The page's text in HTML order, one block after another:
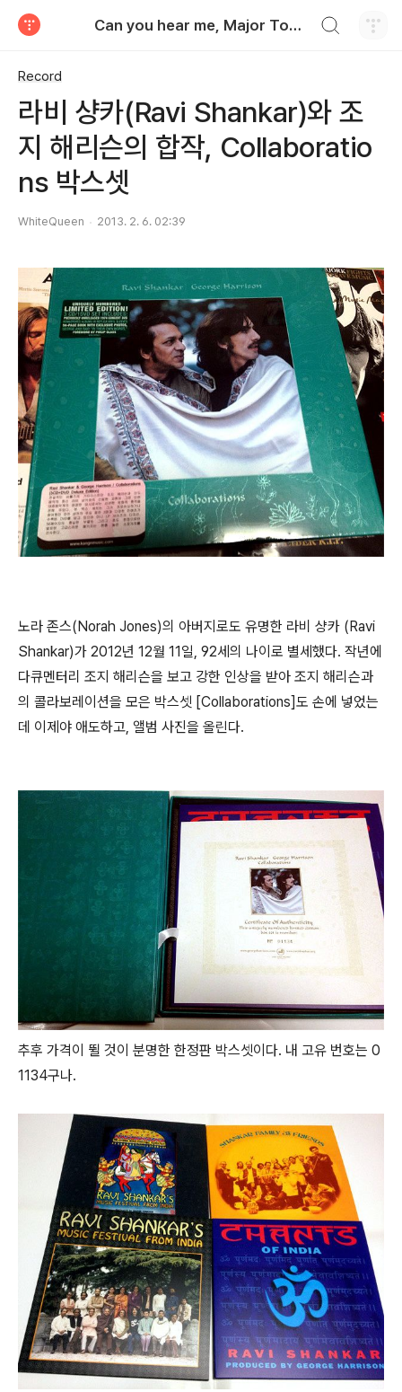
Can you hear me, Major Tom?
Record
라비 샹카(Ravi Shankar)와 조
지 해리슨의 합작, Collaboratio
ns 박스셋
WhiteQueen 2013. 2. 6. 02:39
노라 존스(Norah Jones)의 아버지로도 유명한 라비 샹카 (Ravi
Shankar)가 2012년 12월 11일, 92세의 나이로 별세했다. 작년에
다큐멘터리 조지 해리슨을 보고 강한 인상을 받아 조지 해리슨과
의 콜라보레이션을 모은 박스셋 [Collaborations]도 손에 넣었는
데 이제야 애도하고, 앨범 사진을 올린다.
추후 가격이 뛸 것이 분명한 한정판 박스셋이다. 내 고유 번호는 0
1134구나.